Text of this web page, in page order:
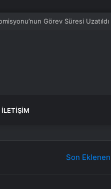
İLETIŞIM
Son Eklenen